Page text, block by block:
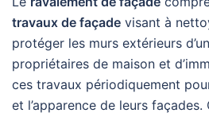
travaux de façade visant à
protéger les murs extérieurs
propriétaires de maison et
ces travaux périodiquement
et l’apparence de leurs façades.